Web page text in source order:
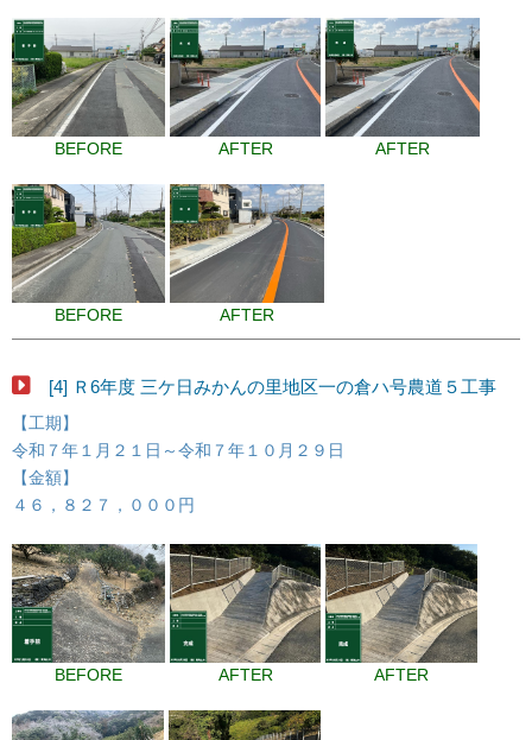
BEFORE AFTER AFTER
BEFORE AFTER
[4] Ｒ6年度 三ケ日みかんの里地区一の倉ハ号農道５工事
【工期】
令和７年１月２１日～令和７年１０月２９日
【金額】
４６，８２７，０００円
BEFORE AFTER AFTER